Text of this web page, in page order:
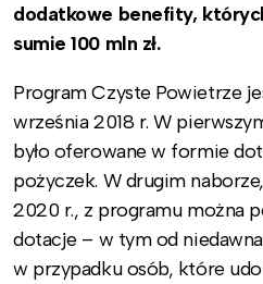
dodatkowe benefity,
sumie 100 mln zł.
Program Czyste Powietrze
września 2018 r. W
było oferowane w formie
pożyczek. W drugim
2020 r., z programu można
dotacje – w tym od
w przypadku osób, które